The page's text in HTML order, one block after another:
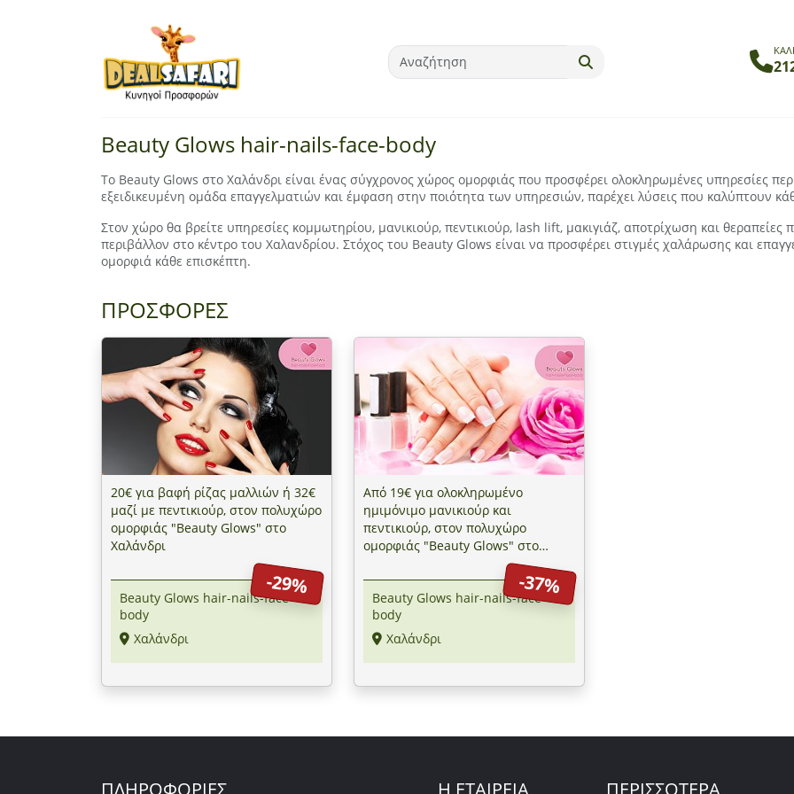
Beauty Glows hair-nails-face-body
Το Beauty Glows στο Χαλάνδρι είναι ένας σύγχρονος χώρος ομορφιάς που προσφέρει ολοκληρωμένες υπηρεσίες
εξειδικευμένη ομάδα επαγγελματιών και έμφαση στην ποιότητα των υπηρεσιών, παρέχει λύσεις που καλύπτουν
Στον χώρο θα βρείτε υπηρεσίες κομμωτηρίου, μανικιούρ, πεντικιούρ, lash lift, μακιγιάζ, αποτρίχωση και
περιβάλλον στο κέντρο του Χαλανδρίου. Στόχος του Beauty Glows είναι να προσφέρει στιγμές χαλάρωσης και
ομορφιά κάθε επισκέπτη.
ΠΡΟΣΦΟΡΕΣ
20€ για βαφή ρίζας μαλλιών ή 32€
μαζί με πεντικιούρ, στον πολυχώρο
ομορφιάς "Beauty Glows" στο
Χαλάνδρι
-29%
Beauty Glows hair-nails-face-
body
Χαλάνδρι
Από 19€ για ολοκληρωμένο
ημιμόνιμο μανικιούρ και
πεντικιούρ, στον πολυχώρο
ομορφιάς "Beauty Glows" στο
-37%
Beauty Glows hair-nails-face-
body
Χαλάνδρι
ΠΛΗΡΟΦΟΡΙΕΣ Η ΕΤΑΙΡΕΙΑ ΠΕΡΙΣΣΟΤΕΡΑ